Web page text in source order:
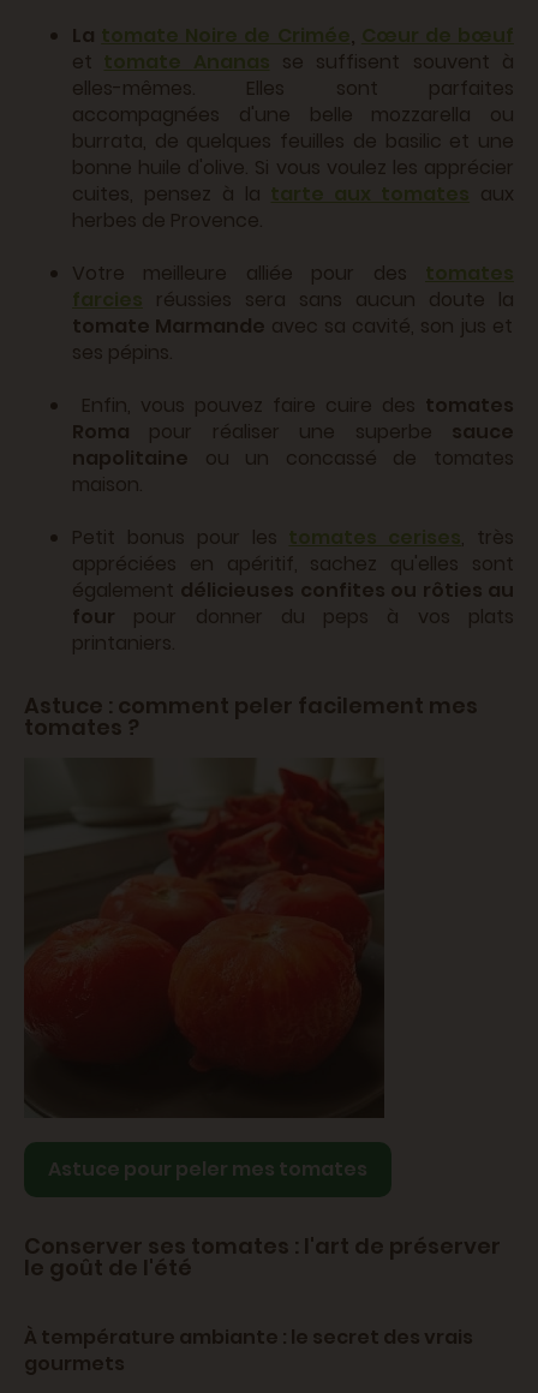
La tomate Noire de Crimée, Cœur de bœuf
et tomate Ananas se suffisent souvent à
elles-mêmes. Elles sont parfaites
accompagnées d'une belle mozzarella ou
burrata, de quelques feuilles de basilic et une
bonne huile d'olive. Si vous voulez les apprécier
cuites, pensez à la tarte aux tomates aux
herbes de Provence.
Votre meilleure alliée pour des tomates
farcies réussies sera sans aucun doute la
tomate Marmande avec sa cavité, son jus et
ses pépins.
Enfin, vous pouvez faire cuire des tomates
Roma pour réaliser une superbe sauce
napolitaine ou un concassé de tomates
maison.
Petit bonus pour les tomates cerises, très
appréciées en apéritif, sachez qu'elles sont
également délicieuses confites ou rôties au
four pour donner du peps à vos plats
printaniers.
Astuce : comment peler facilement mes
tomates ?
Astuce pour peler mes tomates
Conserver ses tomates : l'art de préserver
le goût de l'été
À température ambiante : le secret des vrais
gourmets